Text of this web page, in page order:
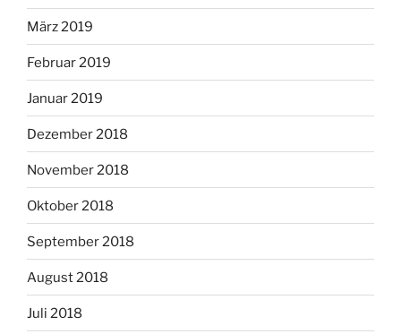
März 2019
Februar 2019
Januar 2019
Dezember 2018
November 2018
Oktober 2018
September 2018
August 2018
Juli 2018